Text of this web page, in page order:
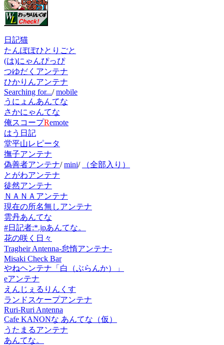
日記猫
たんぽぽひとりごと
(は)にゃんぴっぴ
つゆだくアンテナ
ひかりんアンテナ
Searching for.../mobile
うにょんあんてな
さかにゃんてな
俺スコープRemote
はう日記
堂平山レピータ
撫子アンテナ
偽善者アンテナ/mini/
（全部入り）
とがわアンテナ
徒然アンテナ
ＮＡＮＡアンテナ
現在の所名無しアンテナ
雲丹あんてな
#日記者:*.jpあんてな。
花の咲く日々
Tragheir Antenna-怠惰アンテナ-
Misaki Check Bar
やねヘンテナ「白（ぶらんか）」
eアンテナ
えんじぇるりんくす
ランドスケープアンテナ
Ruri-Ruri Antenna
Cafe KANONな あんてな（仮）
うたまるアンテナ
あんてな。